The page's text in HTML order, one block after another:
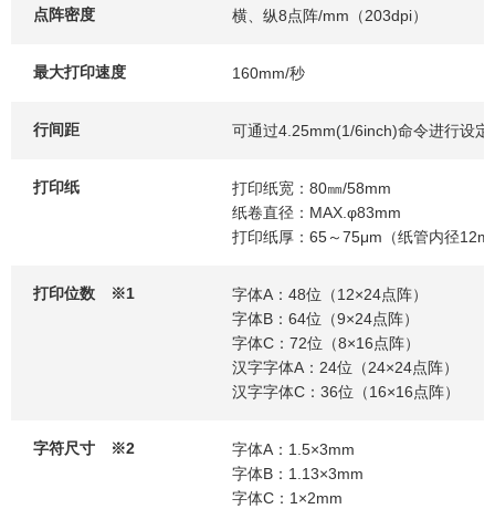
点阵密度 横、纵8点阵/mm（203dpi）
最大打印速度 160mm/秒
行间距 可通过4.25mm(1/6inch)命令进行设定
打印纸
打印纸宽：80㎜/58mm
纸卷直径：MAX.φ83mm
打印纸厚：65～75μm（纸管内径
打印位数 ※1
字体A：48位（12×24点阵）
字体B：64位（9×24点阵）
字体C：72位（8×16点阵）
汉字字体A：24位（24×24点阵）
汉字字体C：36位（16×16点阵）
字符尺寸 ※2
字体A：1.5×3mm
字体B：1.13×3mm
字体C：1×2mm